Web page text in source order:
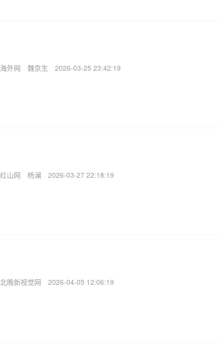
海外网 魏京生 2026-03-25 23:42:19
红山网 杨澜 2026-03-27 22:18:19
北晚新视觉网 2026-04-05 12:06:19